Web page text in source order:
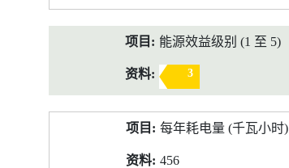
能源效益级别 (1 至 5)
3
每年耗电量 (千瓦小时)
456